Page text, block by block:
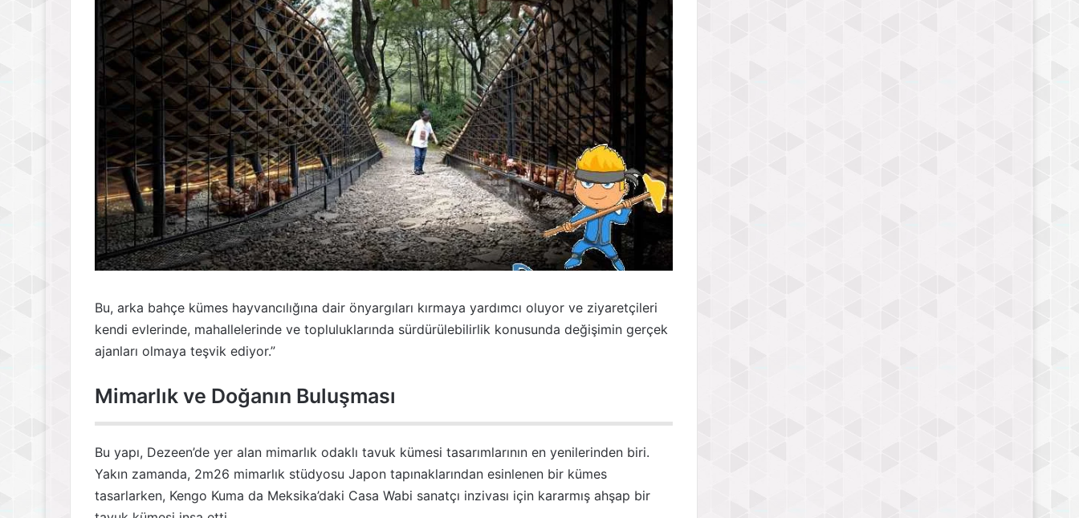
Bu, arka bahçe kümes hayvancılığına dair önyargıları kırmaya yardımcı oluyor ve ziyaretçileri
kendi evlerinde, mahallelerinde ve topluluklarında sürdürülebilirlik konusunda değişimin gerçek
ajanları olmaya teşvik ediyor.”
Mimarlık ve Doğanın Buluşması
Bu yapı, Dezeen’de yer alan mimarlık odaklı tavuk kümesi tasarımlarının en yenilerinden biri.
Yakın zamanda, 2m26 mimarlık stüdyosu Japon tapınaklarından esinlenen bir kümes
tasarlarken, Kengo Kuma da Meksika’daki Casa Wabi sanatçı inzivası için kararmış ahşap bir